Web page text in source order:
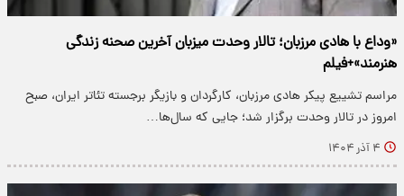
«وداع با هادی مرزبان؛ تالار وحدت میزبان آخرین صحنه زندگی
هنرمند»+فیلم
مراسم تشییع پیکر هادی مرزبان، کارگردان و بازیگر برجسته تئاتر ایران، صبح
امروز در تالار وحدت برگزار شد؛ جایی که سال‌ها…
۴ آذر ۱۴۰۴